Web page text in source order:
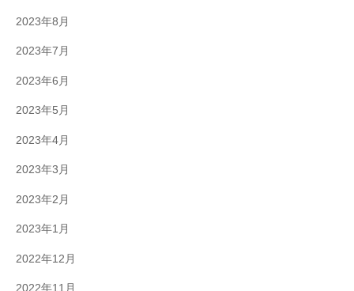
2023年8月
2023年7月
2023年6月
2023年5月
2023年4月
2023年3月
2023年2月
2023年1月
2022年12月
2022年11月